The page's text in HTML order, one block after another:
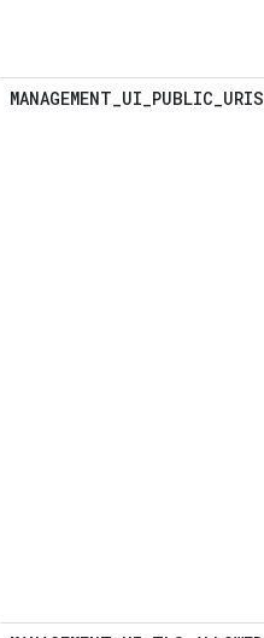
MANAGEMENT_UI_PUBLIC_URIS